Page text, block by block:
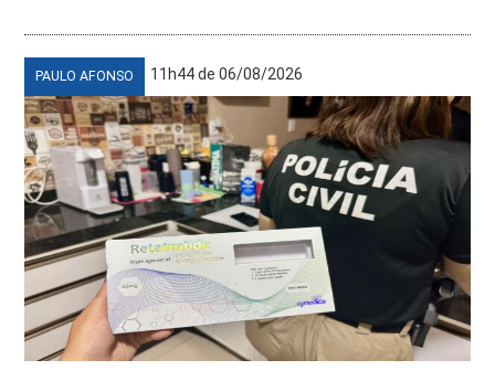
PAULO AFONSO 11h44 de 06/08/2026